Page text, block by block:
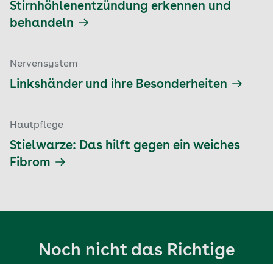
Stirnhöhlenentzündung erkennen und
behandeln
Nervensystem
Linkshänder und ihre Besonderheiten
Hautpflege
Stielwarze: Das hilft gegen ein weiches
Fibrom
Noch nicht das Richtige